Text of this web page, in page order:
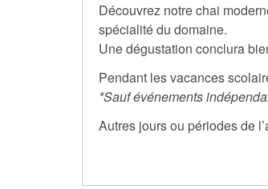
Découvrez notre chai
spécialité du domaine.
Une dégustation conclura
Pendant les vacances
*Sauf événements
Autres jours ou périodes de